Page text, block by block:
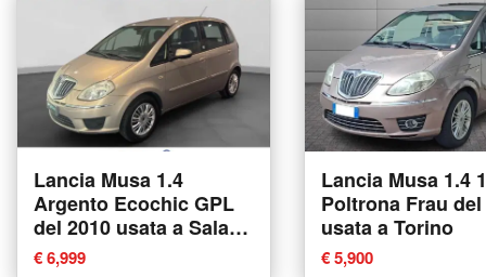
Lancia Musa 1.4
Argento Ecochic GPL
del 2010 usata a Sala
Consilina
€ 6,999
Lancia Musa 1.4
Poltrona Frau del
usata a Torino
€ 5,900